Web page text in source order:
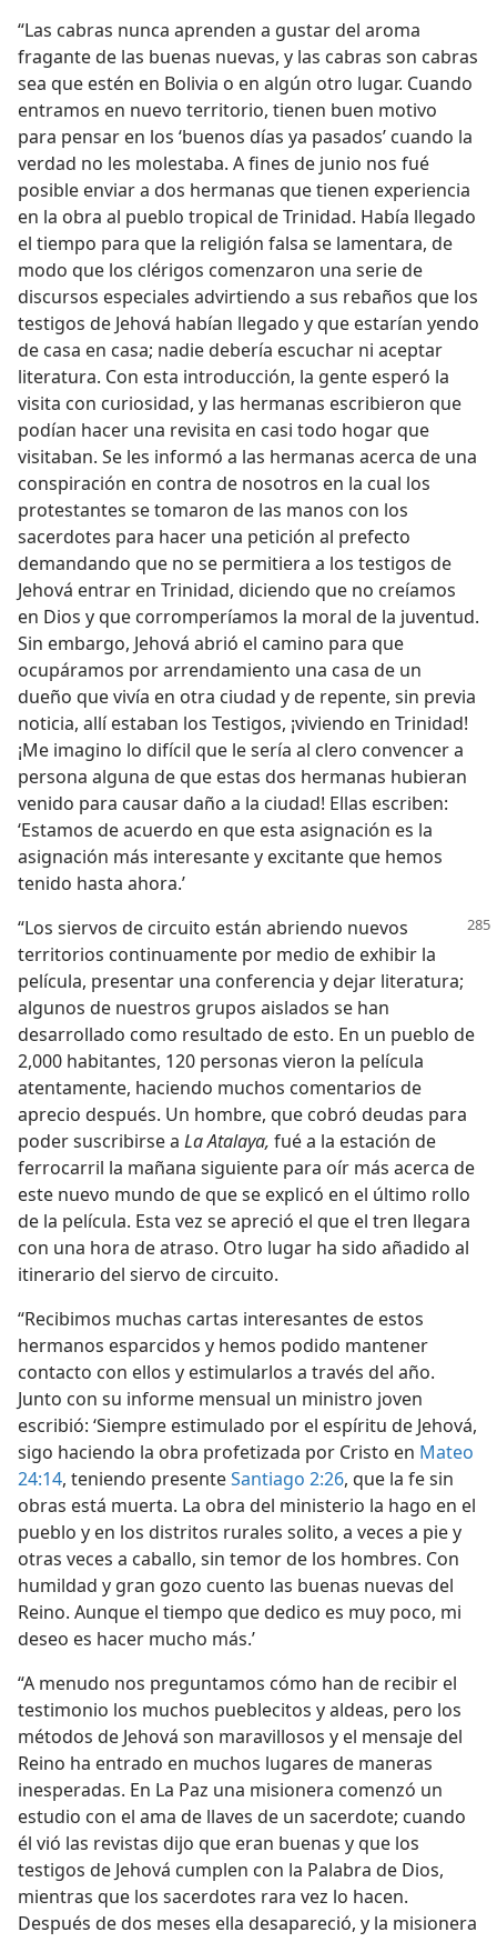
“Las cabras nunca aprenden a gustar del aroma
fragante de las buenas nuevas, y las cabras son cabras
sea que estén en Bolivia o en algún otro lugar. Cuando
entramos en nuevo territorio, tienen buen motivo
para pensar en los ‘buenos días ya pasados’ cuando la
verdad no les molestaba. A fines de junio nos fué
posible enviar a dos hermanas que tienen experiencia
en la obra al pueblo tropical de Trinidad. Había llegado
el tiempo para que la religión falsa se lamentara, de
modo que los clérigos comenzaron una serie de
discursos especiales advirtiendo a sus rebaños que los
testigos de Jehová habían llegado y que estarían yendo
de casa en casa; nadie debería escuchar ni aceptar
literatura. Con esta introducción, la gente esperó la
visita con curiosidad, y las hermanas escribieron que
podían hacer una revisita en casi todo hogar que
visitaban. Se les informó a las hermanas acerca de una
conspiración en contra de nosotros en la cual los
protestantes se tomaron de las manos con los
sacerdotes para hacer una petición al prefecto
demandando que no se permitiera a los testigos de
Jehová entrar en Trinidad, diciendo que no creíamos
en Dios y que corromperíamos la moral de la juventud.
Sin embargo, Jehová abrió el camino para que
ocupáramos por arrendamiento una casa de un
dueño que vivía en otra ciudad y de repente, sin previa
noticia, allí estaban los Testigos, ¡viviendo en Trinidad!
¡Me imagino lo difícil que le sería al clero convencer a
persona alguna de que estas dos hermanas hubieran
venido para causar daño a la ciudad! Ellas escriben:
‘Estamos de acuerdo en que esta asignación es la
asignación más interesante y excitante que hemos
tenido hasta ahora.’
“Los siervos de circuito están abriendo nuevos
territorios continuamente por medio de exhibir la
película, presentar una conferencia y dejar literatura;
algunos de nuestros grupos aislados se han
desarrollado como resultado de esto. En un pueblo de
2,000 habitantes, 120 personas vieron la película
atentamente, haciendo muchos comentarios de
aprecio después. Un hombre, que cobró deudas para
poder suscribirse a La Atalaya, fué a la estación de
ferrocarril la mañana siguiente para oír más acerca de
este nuevo mundo de que se explicó en el último rollo
de la película. Esta vez se apreció el que el tren llegara
con una hora de atraso. Otro lugar ha sido añadido al
itinerario del siervo de circuito.
“Recibimos muchas cartas interesantes de estos
hermanos esparcidos y hemos podido mantener
contacto con ellos y estimularlos a través del año.
Junto con su informe mensual un ministro joven
escribió: ‘Siempre estimulado por el espíritu de Jehová,
sigo haciendo la obra profetizada por Cristo en Mateo
24:14, teniendo presenteSantiago 2:26, que la fe sin
obras está muerta. La obra del ministerio la hago en el
pueblo y en los distritos rurales solito, a veces a pie y
otras veces a caballo, sin temor de los hombres. Con
humildad y gran gozo cuento las buenas nuevas del
Reino. Aunque el tiempo que dedico es muy poco, mi
deseo es hacer mucho más.’
“A menudo nos preguntamos cómo han de recibir el
testimonio los muchos pueblecitos y aldeas, pero los
métodos de Jehová son maravillosos y el mensaje del
Reino ha entrado en muchos lugares de maneras
inesperadas. En La Paz una misionera comenzó un
estudio con el ama de llaves de un sacerdote; cuando
él vió las revistas dijo que eran buenas y que los
testigos de Jehová cumplen con la Palabra de Dios,
mientras que los sacerdotes rara vez lo hacen.
Después de dos meses ella desapareció, y la misionera